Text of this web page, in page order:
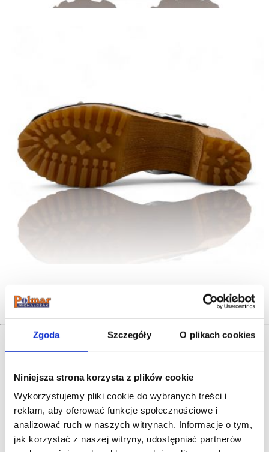
Zgoda Szczegóły O plikach cookies
Niniejsza strona korzysta z plików cookie
Wykorzystujemy pliki cookie do wybranych treści i
reklam, aby oferować funkcje społecznościowe i
analizować ruch w naszych witrynach. Informacje o tym,
jak korzystać z naszej witryny, udostępniać partnerów
Nasi klienci
najczęściej kupują...